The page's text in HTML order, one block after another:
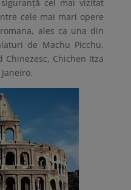
cel mai vizitat
cele mai mari opere
ales ca una din
de Machu Picchu,
Chinezesc, Chichen Itza